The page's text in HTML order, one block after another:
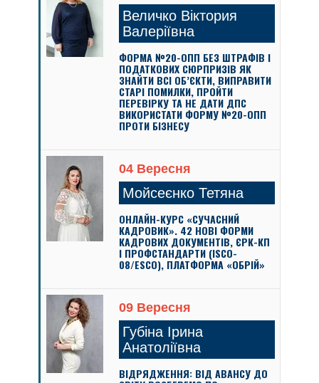
Величко Віктория
Валеріївна
ФОРМА №20-ОПП БЕЗ ШТРАФІВ І
ПОДАТКОВИХ СЮРПРИЗІВ ЯК
ЗНАЙТИ ВСІ ОБ’ЄКТИ, ВИПРАВИТИ
СТАРІ ПОМИЛКИ, ПРОЙТИ
ПЕРЕВІРКУ ТА НЕ ДАТИ ДПС
ВИКОРИСТАТИ ФОРМУ №20-ОПП
ПРОТИ БІЗНЕСУ
04 Вересня
Мойсеєнко Тетяна
ОНЛАЙН-КУРС «СУЧАСНИЙ
КАДРОВИК». 42 НОВІ ФОРМИ
КАДРОВИХ ДОКУМЕНТІВ, ЄРК-КП
І ПРОФСТАНДАРТИ (ISCO-
08/ESCO), ПЛАТФОРМА «ОБРІЙ»
09 Вересня
Губіна Ірина
Анатоліївна
ВІДРЯДЖЕННЯ: ВІД АВАНСУ ДО